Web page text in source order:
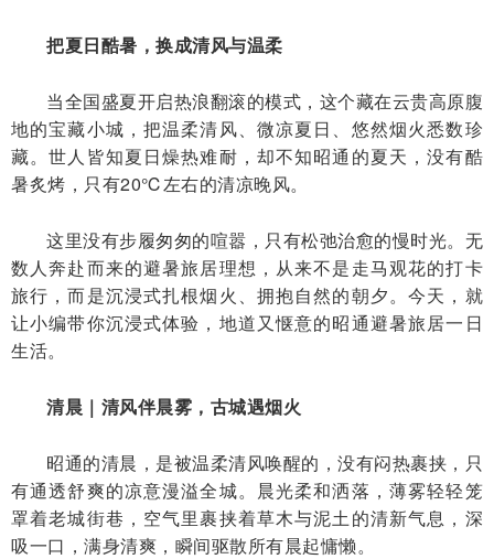
把夏日酷暑，换成清风与温柔
当全国盛夏开启热浪翻滚的模式，这个藏在云贵高原腹
地的宝藏小城，把温柔清风、微凉夏日、悠然烟火悉数珍
藏。世人皆知夏日燥热难耐，却不知昭通的夏天，没有酷
暑炙烤，只有20℃左右的清凉晚风。
这里没有步履匆匆的喧嚣，只有松弛治愈的慢时光。无
数人奔赴而来的避暑旅居理想，从来不是走马观花的打卡
旅行，而是沉浸式扎根烟火、拥抱自然的朝夕。今天，就
让小编带你沉浸式体验，地道又惬意的昭通避暑旅居一日
生活。
清晨｜清风伴晨雾，古城遇烟火
昭通的清晨，是被温柔清风唤醒的，没有闷热裹挟，只
有通透舒爽的凉意漫溢全城。晨光柔和洒落，薄雾轻轻笼
罩着老城街巷，空气里裹挟着草木与泥土的清新气息，深
吸一口，满身清爽，瞬间驱散所有晨起慵懒。